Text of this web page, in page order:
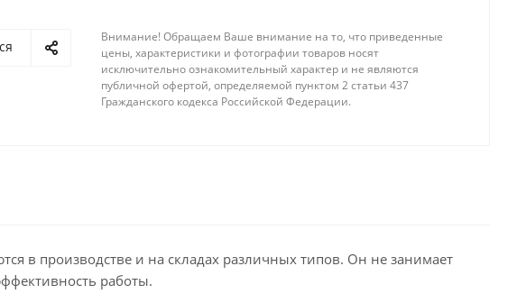
Внимание! Обращаем Ваше внимание на то, что приведенные
цены, характеристики и фотографии товаров носят
исключительно ознакомительный характер и не являются
публичной офертой, определяемой пунктом 2 статьи 437
Гражданского кодекса Российской Федерации.
в производстве и на складах различных типов. Он не занимает
работы.